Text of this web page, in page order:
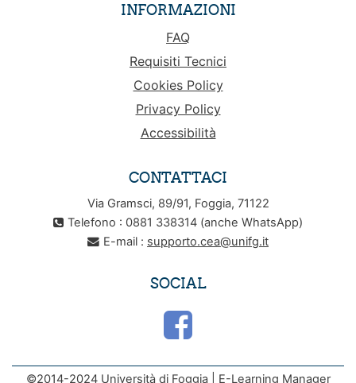
INFORMAZIONI
FAQ
Requisiti Tecnici
Cookies Policy
Privacy Policy
Accessibilità
CONTATTACI
Via Gramsci, 89/91, Foggia, 71122
Telefono : 0881 338314 (anche WhatsApp)
E-mail : supporto.cea@unifg.it
SOCIAL
©2014-2024 Università di Foggia | E-Learning Manager